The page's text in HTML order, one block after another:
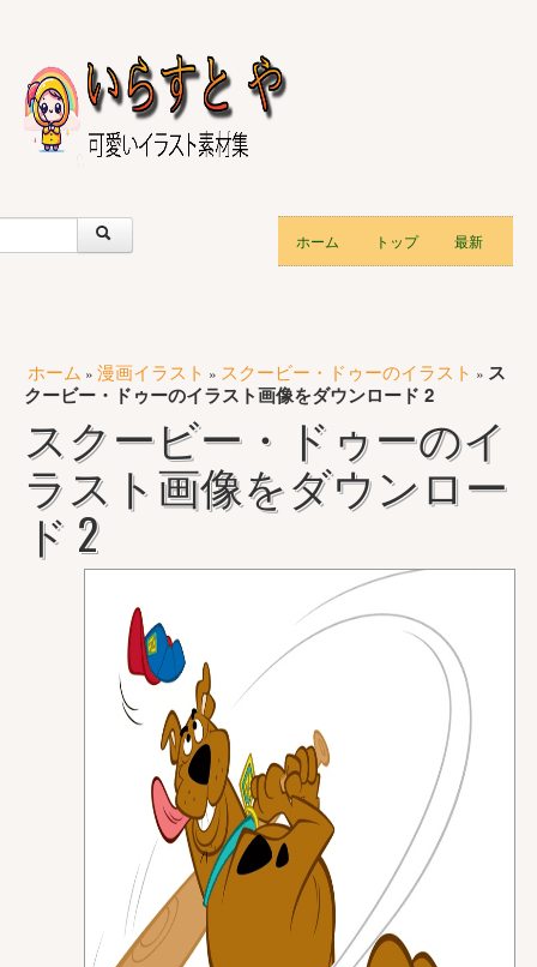
ホーム トップ 最新
ホーム » 漫画イラスト » スクービー・ドゥーのイラスト » ス
クービー・ドゥーのイラスト画像をダウンロード 2
スクービー・ドゥーのイ
ラスト画像をダウンロー
ド 2